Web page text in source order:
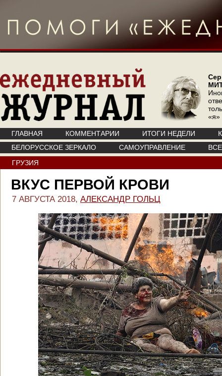
«я»
ГЛАВНАЯ КОММЕНТАРИИ ИТОГИ НЕДЕЛИ
БЕЛОРУССКОЕ ЗЕРКАЛО
САМОУПРАВЛЕНИЕ
ГРУЗИЯ
ВКУС ПЕРВОЙ КРОВИ
7 АВГУСТА 2018, АЛЕКСАНДР ГОЛЬЦ